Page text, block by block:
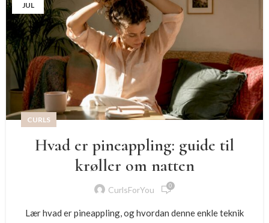
JUL
CURLS
Hvad er pineappling: guide til
krøller om natten
CurlsForYou 0
Lær hvad er pineappling, og hvordan denne enkle teknik